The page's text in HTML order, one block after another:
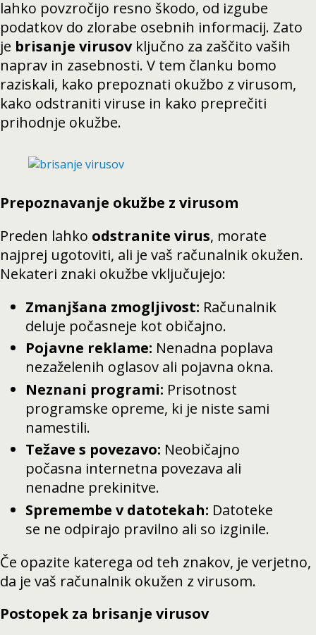
lahko povzročijo resno škodo, od izgube
podatkov do zlorabe osebnih informacij. Zato
je brisanje virusovključno za zaščito vaših
naprav in zasebnosti. V tem članku bomo
raziskali, kako prepoznati okužbo z virusom,
kako odstraniti viruse in kako preprečiti
prihodnje okužbe.
Prepoznavanje okužbe z virusom
Preden lahko odstranite virus, morate
najprej ugotoviti, ali je vaš računalnik okužen.
Nekateri znaki okužbe vključujejo:
Zmanjšana zmogljivost: Računalnik
deluje počasneje kot običajno.
Pojavne reklame: Nenadna poplava
nezaželenih oglasov ali pojavna okna.
Neznani programi: Prisotnost
programske opreme, ki je niste sami
namestili.
Težave s povezavo: Neobičajno
počasna internetna povezava ali
nenadne prekinitve.
Spremembe v datotekah: Datoteke
se ne odpirajo pravilno ali so izginile.
Če opazite katerega od teh znakov, je verjetno,
da je vaš računalnik okužen z virusom.
Postopek za brisanje virusov